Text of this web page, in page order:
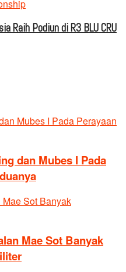
Raih Podiun di R3 BLU CRU
dan Mubes I Pada
Mae Sot Banyak